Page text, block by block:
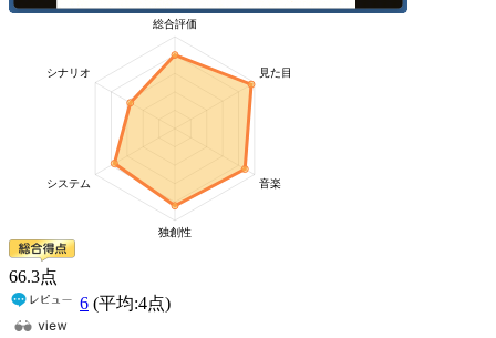
66.3点
6 (平均:4点)